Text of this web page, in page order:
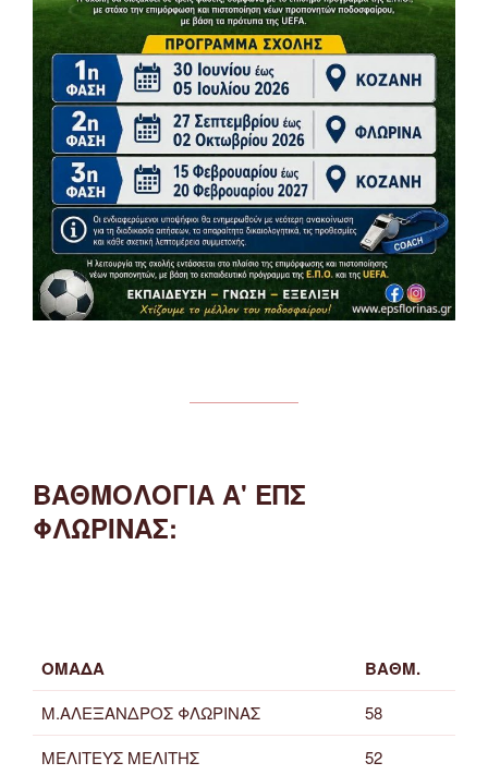
ΒΑΘΜΟΛΟΓΙΑ Α' ΕΠΣ
ΦΛΩΡΙΝΑΣ:
ΟΜΑΔΑ ΒΑΘΜ.
Μ.ΑΛΕΞΑΝΔΡΟΣ ΦΛΩΡΙΝΑΣ
58
ΜΕΛΙΤΕΥΣ ΜΕΛΙΤΗΣ
52